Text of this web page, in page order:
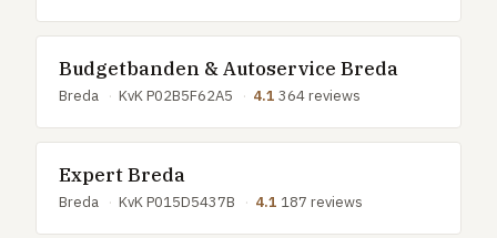
Meldpunt
Word vakman
Budgetbanden & Autoservice Breda
Breda · KvK P02B5F62A5 · 4.1 364 reviews
Expert Breda
Breda · KvK P015D5437B · 4.1 187 reviews